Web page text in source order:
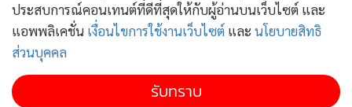
ทำให้ทุกครั้งที่เกิดฝนตกหนัก ฝนจะชะล้างตะกอนในท้องคลอง
ขึ้นมาผสมกับน้ำฝนไหลลงทะเล ทำให้น้ำทะเลในบริเวณนั้นดำ
สนิท และนอกจากนี้ ที่หาดไตรตรัง ก็มีปัญหาน้ำเสียที่ล้นจาก
ระบบไหลลงทะเลเช่นกัน
ประสบการณ์คอนเทนต์ที่ดีที่สุดให้กับผู้อ่านบนเว็บไซต์ และ
แอพพลิเคชั่น เงื่อนไขการใช้งานเว็บไซต์ และ นโยบายสิทธิ
ส่วนบุคคล
รับทราบ